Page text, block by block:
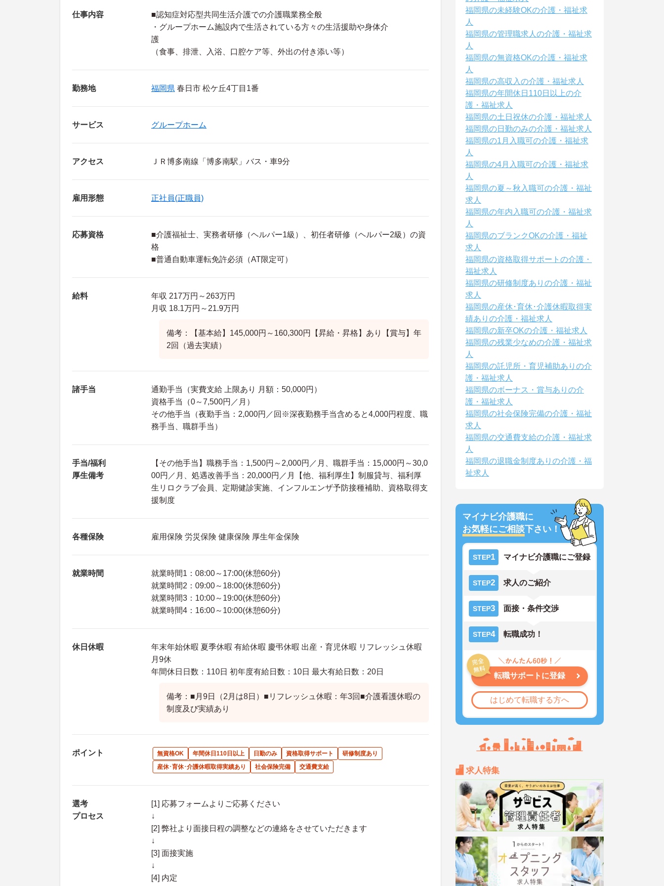
仕事内容
■認知症対応型共同生活介護での介護職業務全般
・グループホーム施設内で生活されている方々の生活援助や身体介
護
（食事、排泄、入浴、口腔ケア等、外出の付き添い等）
勤務地 福岡県 春日市 松ケ丘4丁目1番
サービス グループホーム
アクセス ＪＲ博多南線「博多南駅」バス・車9分
雇用形態 正社員(正職員)
応募資格
■介護福祉士、実務者研修（ヘルパー1級）、初任者研修（ヘルパー2級）の資
格
■普通自動車運転免許必須（AT限定可）
給料
年収 217万円～263万円
月収 18.1万円～21.9万円
備考：【基本給】145,000円～160,300円【昇給・昇格】あり【賞与】年
2回（過去実績）
諸手当
通勤手当（実費支給 上限あり 月額：50,000円）
資格手当（0～7,500円／月）
その他手当（夜勤手当：2,000円／回※深夜勤務手当含めると4,000円程度、職
務手当、職群手当）
手当/福利
厚生備考
【その他手当】職務手当：1,500円～2,000円／月、職群手当：15,000円～30,0
00円／月、処遇改善手当：20,000円／月【他、福利厚生】制服貸与、福利厚
生リロクラブ会員、定期健診実施、インフルエンザ予防接種補助、資格取得支
援制度
各種保険 雇用保険 労災保険 健康保険 厚生年金保険
就業時間
就業時間1：08:00～17:00(休憩60分)
就業時間2：09:00～18:00(休憩60分)
就業時間3：10:00～19:00(休憩60分)
就業時間4：16:00～10:00(休憩60分)
休日休暇
年末年始休暇 夏季休暇 有給休暇 慶弔休暇 出産・育児休暇 リフレッシュ休暇
月9休
年間休日日数：110日 初年度有給日数：10日 最大有給日数：20日
備考：■月9日（2月は8日）■リフレッシュ休暇：年3回■介護看護休暇の
制度及び実績あり
ポイント 無資格OK 年間休日110日以上 日勤のみ 資格取得サポート
研修制度あり
産休･育休･介護休暇取得実績あり
社会保険完備 交通費支給
選考
プロセス
[1] 応募フォームよりご応募ください
↓
[2] 弊社より面接日程の調整などの連絡をさせていただきます
↓
[3] 面接実施
↓
[4] 内定
福岡県の未経験OKの介護・福祉求
人
福岡県の管理職求人の介護・福祉求
人
福岡県の無資格OKの介護・福祉求
人
福岡県の高収入の介護・福祉求人
福岡県の年間休日110日以上の介
護・福祉求人
福岡県の土日祝休の介護・福祉求人
福岡県の日勤のみの介護・福祉求人
福岡県の1月入職可の介護・福祉求
人
福岡県の4月入職可の介護・福祉求
人
福岡県の夏～秋入職可の介護・福祉
求人
福岡県の年内入職可の介護・福祉求
人
福岡県のブランクOKの介護・福祉
求人
福岡県の資格取得サポートの介護・
福祉求人
福岡県の研修制度ありの介護・福祉
求人
福岡県の産休･育休･介護休暇取得実
績ありの介護・福祉求人
福岡県の新卒OKの介護・福祉求人
福岡県の残業少なめの介護・福祉求
人
福岡県の託児所・育児補助ありの介
護・福祉求人
福岡県のボーナス・賞与ありの介
護・福祉求人
福岡県の社会保険完備の介護・福祉
求人
福岡県の交通費支給の介護・福祉求
人
福岡県の退職金制度ありの介護・福
祉求人
マイナビ介護職に
お気軽にご相談下さい！
STEP1 マイナビ介護職にご登録
STEP2 求人のご紹介
STEP3 面接・条件交渉
STEP4 転職成功！
転職サポートに登録
はじめて転職する方へ
求人特集